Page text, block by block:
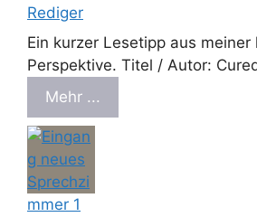
Rediger
Ein kurzer Lesetipp aus
Perspektive. Titel / Autor:
Mehr ...